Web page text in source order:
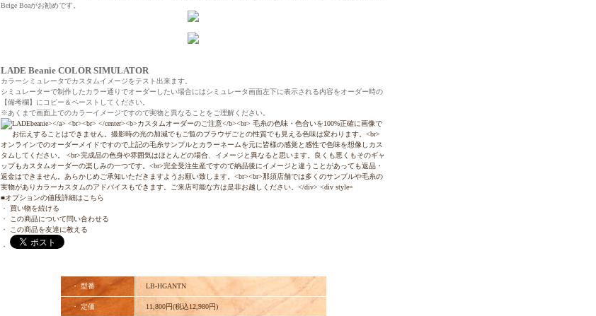
Beige Boaがお勧めです。
LADE Beanie COLOR SIMULATOR
カラーシミュレータでカスタムイメージをテスト出来ます。
シミュレーターで制作したカラー通りでオーダーしたい場合にはシミュレータ画面左下に表示される内容をオーダー時の
【備考欄】にコピー＆ペーストしてください。
※あくまで画面上でのカラーイメージですので実物と異なることをご理解ください。
■オプションの値段詳細はこちら
・ 買い物を続ける
・
この商品について問い合わせる
・
この商品を友達に教える
・
・ 型番 LB-HGANTN
・ 定価 11,800円(税込12,980円)